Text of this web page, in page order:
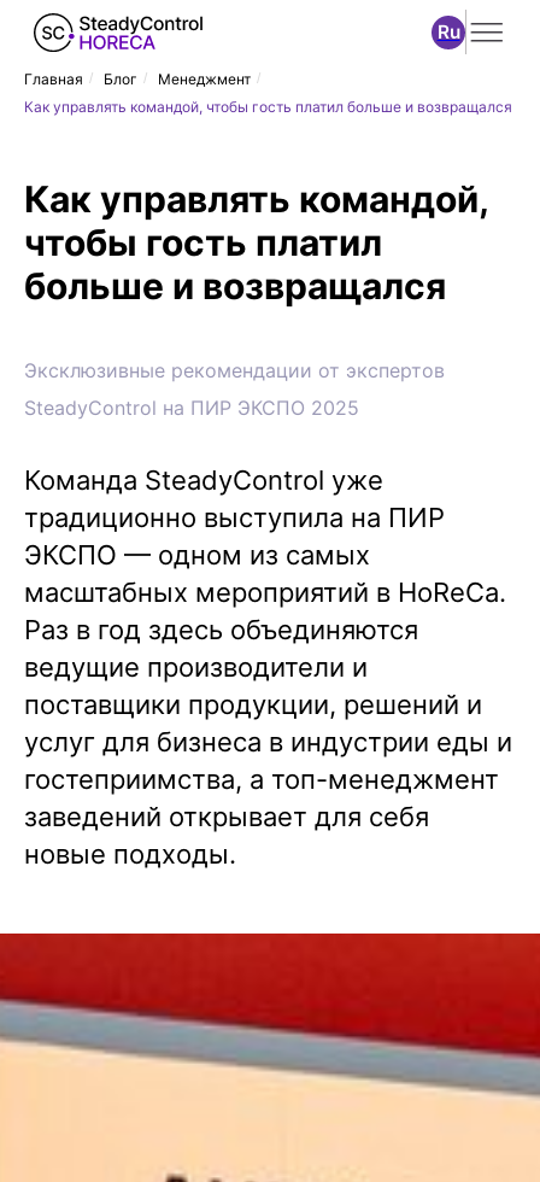
Главная / Блог / Менеджмент /
Как управлять командой, чтобы гость платил больше и возвращался
Как управлять командой,
чтобы гость платил
больше и возвращался
Эксклюзивные рекомендации от экспертов
SteadyControl на ПИР ЭКСПО 2025
Команда SteadyControl уже
традиционно выступила на ПИР
ЭКСПО — одном из самых
масштабных мероприятий в HoReCa.
Раз в год здесь объединяются
ведущие производители и
поставщики продукции, решений и
услуг для бизнеса в индустрии еды и
гостеприимства, а топ-менеджмент
заведений открывает для себя
новые подходы.